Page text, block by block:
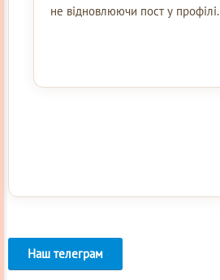
не відновлюючи пост у профілі.
Наш телеграм